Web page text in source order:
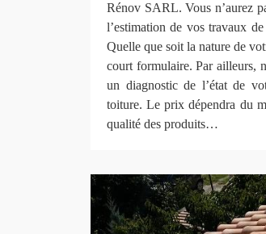
Rénov SARL. Vous n’aurez
l’estimation de vos travaux
Quelle que soit la nature de
court formulaire. Par ailleurs,
un diagnostic de l’état de
toiture. Le prix dépendra du
qualité des produits…